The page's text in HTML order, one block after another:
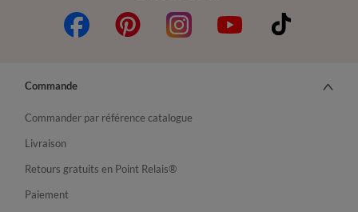
Commande
Commander par référence catalogue
Livraison
Retours gratuits en Point Relais®
Paiement